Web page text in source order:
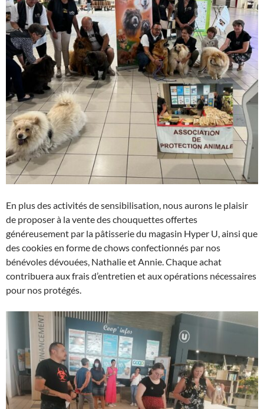
En plus des activités de sensibilisation, nous aurons le plaisir
de proposer à la vente des chouquettes offertes
généreusement par la pâtisserie du magasin Hyper U, ainsi que
des cookies en forme de chows confectionnés par nos
bénévoles dévouées, Nathalie et Annie. Chaque achat
contribuera aux frais d’entretien et aux opérations nécessaires
pour nos protégés.